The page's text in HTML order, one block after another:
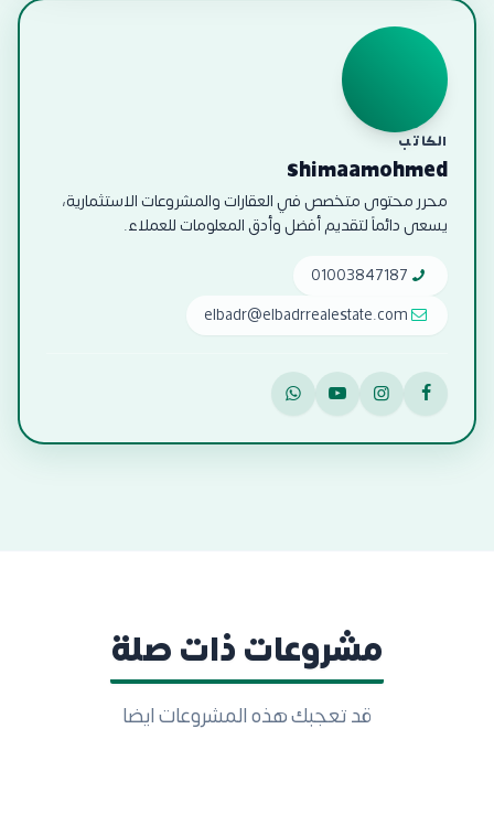
الكاتب
shimaamohmed
محرر محتوى متخصص في العقارات والمشروعات الاستثمارية،
يسعى دائماً لتقديم أفضل وأدق المعلومات للعملاء.
01003847187
elbadr@elbadrrealestate.com
مشروعات ذات صلة
قد تعجبك هذه المشروعات ايضا